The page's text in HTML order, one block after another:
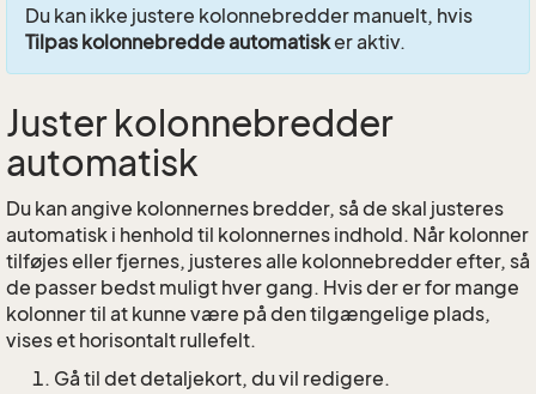
Du kan ikke justere kolonnebredder manuelt, hvis
Tilpas kolonnebredde automatisker aktiv.
Juster kolonnebredder
automatisk
Du kan angive kolonnernes bredder, så de skal justeres
automatisk i henhold til kolonnernes indhold. Når kolonner
tilføjes eller fjernes, justeres alle kolonnebredder efter, så
de passer bedst muligt hver gang. Hvis der er for mange
kolonner til at kunne være på den tilgængelige plads,
vises et horisontalt rullefelt.
Gå til det detaljekort, du vil redigere.